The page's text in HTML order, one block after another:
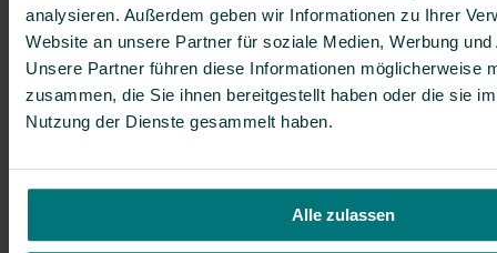
analysieren. Außerdem geben wir Informationen zu Ihrer
Website an unsere Partner für soziale Medien, Werbung
Unsere Partner führen diese Informationen möglicherweise
zusammen, die Sie ihnen bereitgestellt haben oder die sie
Nutzung der Dienste gesammelt haben.
Alle zulassen